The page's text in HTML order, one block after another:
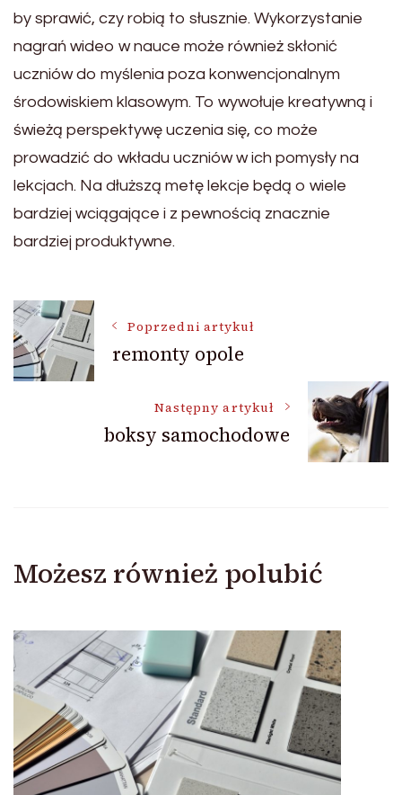
by sprawić, czy robią to słusznie. Wykorzystanie
nagrań wideo w nauce może również skłonić
uczniów do myślenia poza konwencjonalnym
środowiskiem klasowym. To wywołuje kreatywną i
świeżą perspektywę uczenia się, co może
prowadzić do wkładu uczniów w ich pomysły na
lekcjach. Na dłuższą metę lekcje będą o wiele
bardziej wciągające i z pewnością znacznie
bardziej produktywne.
Nawigacja
wpisu
Poprzedni artykuł
remonty opole
Następny artykuł
boksy samochodowe
Możesz również polubić